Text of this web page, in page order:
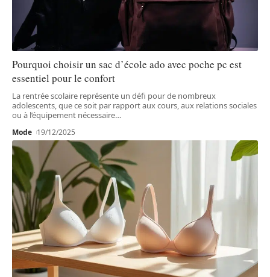
Pourquoi choisir un sac d’école ado avec poche pc est
essentiel pour le confort
La rentrée scolaire représente un défi pour de nombreux
adolescents, que ce soit par rapport aux cours, aux relations sociales
ou à l’équipement nécessaire…
Mode 19/12/2025